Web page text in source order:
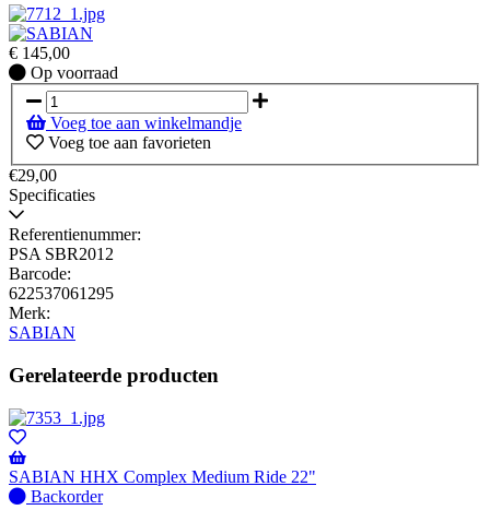
€ 145,00
Op
voorraad
Op voorraad
Voeg toe aan winkelmandje
Voeg toe aan favorieten
€29,00
Specificaties
Referentienummer:
PSA SBR2012
Barcode:
622537061295
Merk:
SABIAN
Gerelateerde producten
SABIAN HHX Complex Medium Ride 22"
Niet
Backorder